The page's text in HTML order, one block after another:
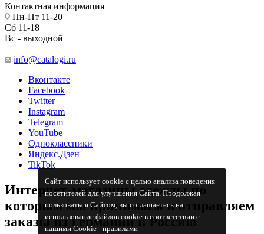
Сайт использует cookie с целью анализа поведения
посетителей для улучшения Сайта. Продолжая
пользоваться Сайтом, вы соглашаетесь на
использование файлов cookie в соответствии с
нашимиCookiе - правилами
Контактная информация
Пн-Пт 11-20
Сб 11-18
Вс - выходной
info@catalogi.ru
Вконтакте
Facebook
Twitter
Instagram
Telegram
YouTube
Одноклассники
Яндекс.Дзен
TikTok
Интернет-магазины одежды по
которым мы принимаем и отправляем
заказы из Германии в Россию